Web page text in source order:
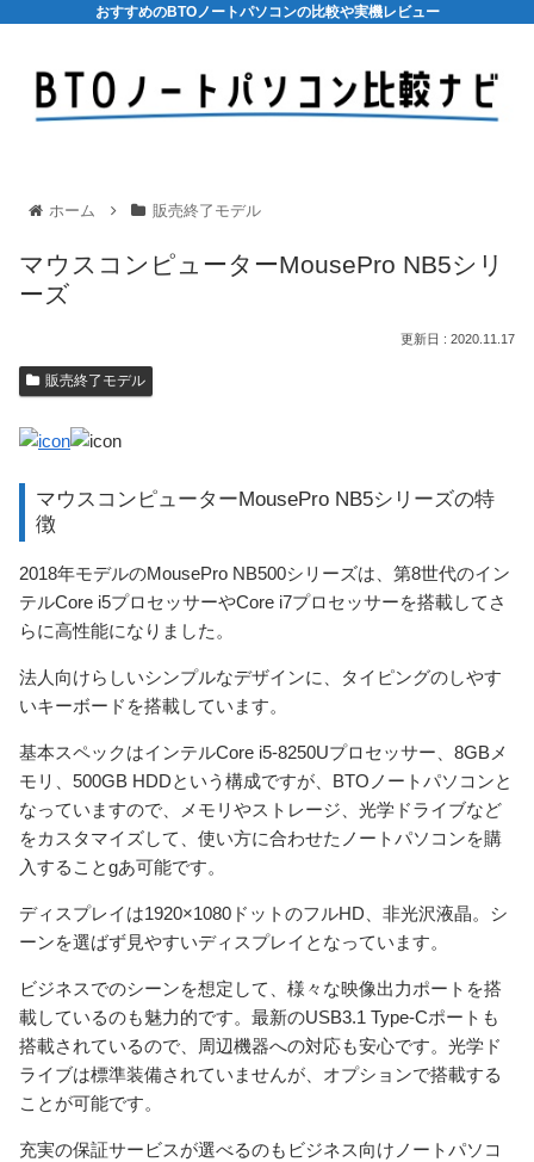
おすすめのBTOノートパソコンの比較や実機レビュー
ホーム 販売終了モデル
マウスコンピューターMousePro NB5シリ
ーズ
2020.11.17
販売終了モデル
マウスコンピューターMousePro NB5シリーズの特
徴
2018年モデルのMousePro NB500シリーズは、第8世代のイン
テルCore i5プロセッサーやCore i7プロセッサーを搭載してさ
らに高性能になりました。
法人向けらしいシンプルなデザインに、タイピングのしやす
いキーボードを搭載しています。
基本スペックはインテルCore i5-8250Uプロセッサー、8GBメ
モリ、500GB HDDという構成ですが、BTOノートパソコンと
なっていますので、メモリやストレージ、光学ドライブなど
をカスタマイズして、使い方に合わせたノートパソコンを購
入することgあ可能です。
ディスプレイは1920×1080ドットのフルHD、非光沢液晶。シ
ーンを選ばず見やすいディスプレイとなっています。
ビジネスでのシーンを想定して、様々な映像出力ポートを搭
載しているのも魅力的です。最新のUSB3.1 Type-Cポートも
搭載されているので、周辺機器への対応も安心です。光学ド
ライブは標準装備されていませんが、オプションで搭載する
ことが可能です。
充実の保証サービスが選べるのもビジネス向けノートパソコ